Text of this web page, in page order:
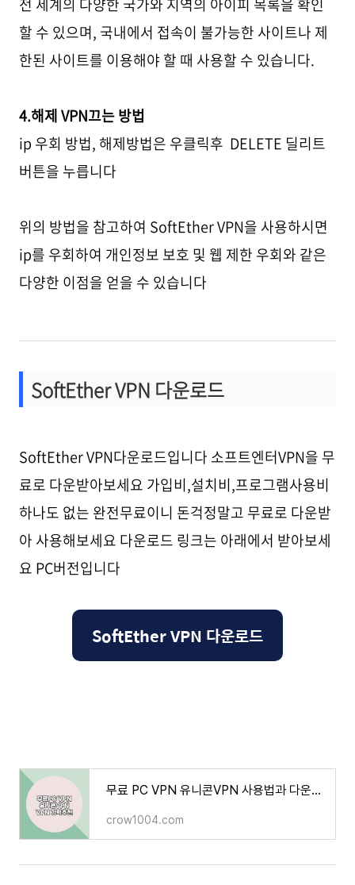
할 수 있으며, 국내에서 접속이 불가능한 사이트나 제
한된 사이트를 이용해야 할 때 사용할 수 있습니다.
4.해제 VPN끄는 방법
ip 우회 방법, 해제방법은 우클릭후 DELETE 딜리트
버튼을 누릅니다
위의 방법을 참고하여 SoftEther VPN을 사용하시면
ip를 우회하여 개인정보 보호 및 웹 제한 우회와 같은
다양한 이점을 얻을 수 있습니다
SoftEther VPN 다운로드
SoftEther VPN다운로드입니다 소프트엔터VPN을 무
료로 다운받아보세요 가입비,설치비,프로그램사용비
하나도 없는 완전무료이니 돈걱정말고 무료로 다운받
아 사용해보세요 다운로드 링크는 아래에서 받아보세
요 PC버전입니다
SoftEther VPN 다운로드
무료 PC VPN 유니콘VPN 사용법과 다운로드방법
crow1004.com